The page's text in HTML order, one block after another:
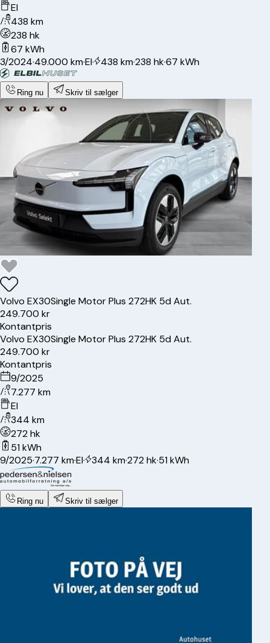
El
438 km
238 hk
67 kWh
3/2024·49.000 km·El· 438 km·238 hk·67 kWh
Ring nu Skriv til sælger
Volvo EX30Single Motor Plus 272HK 5d Aut.
249.700 kr
Kontantpris
Volvo EX30Single Motor Plus 272HK 5d Aut.
249.700 kr
Kontantpris
9/2025
7.277 km
El
344 km
272 hk
51 kWh
9/2025·7.277 km·El· 344 km·272 hk·51 kWh
Ring nu Skriv til sælger